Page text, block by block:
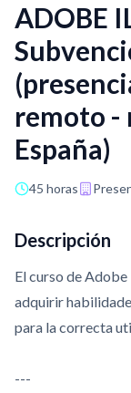
ADOBE
remoto -
España)
45 horas
Descripción
El curso de
adquirir
para la correcta
---